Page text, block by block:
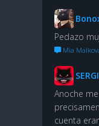
Pedazo
Mia
Anoche
cuenta